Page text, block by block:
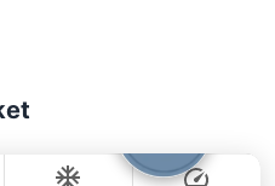
ดยไม่มีค่าธรรมเนียมการ
ว่างในระยะสั้น
เร็วที่สุดเท่าที่จะทำได้
WhatsAppเพื่อตรวจ
อครบกำหนดชำระ
ะเอียดเกี่ยวกับการยกเลิก